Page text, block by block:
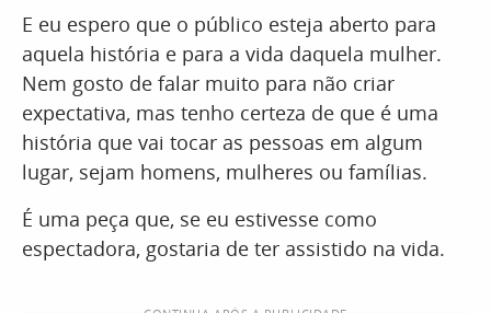
E eu espero que o público esteja aberto para
aquela história e para a vida daquela mulher.
Nem gosto de falar muito para não criar
expectativa, mas tenho certeza de que é uma
história que vai tocar as pessoas em algum
lugar, sejam homens, mulheres ou famílias.
É uma peça que, se eu estivesse como
espectadora, gostaria de ter assistido na vida.